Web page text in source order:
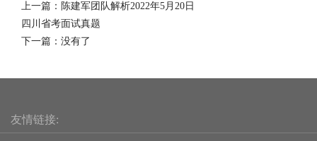
上一篇： 陈建军团队解析2022年5月20日
四川省考面试真题
下一篇： 没有了
友情链接: